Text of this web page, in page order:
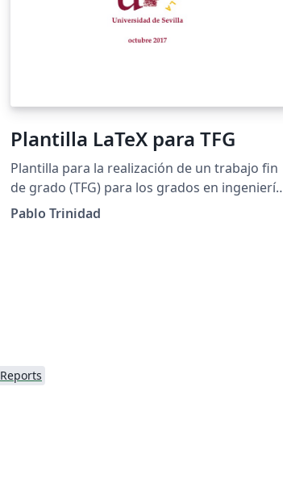
Plantilla LaTeX para TFG
Plantilla para la realización de un trabajo fin
de grado (TFG) para los grados en ingeniería
informática de la Escuela Técnica Superior de
Pablo Trinidad
Reports